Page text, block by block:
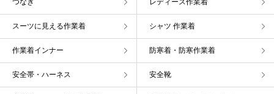
つなぎ レディース作業着
スーツに見える作業着 シャツ 作業着
作業着インナー 防寒着・防寒作業着
安全帯・ハーネス 安全靴